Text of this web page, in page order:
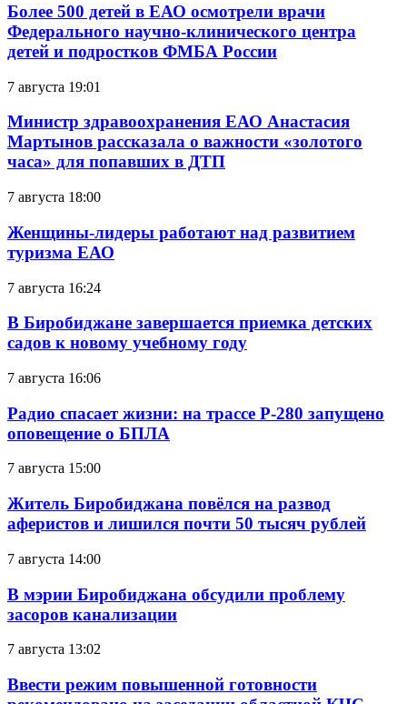
Более 500 детей в ЕАО осмотрели врачи
Федерального научно-клинического центра
детей и подростков ФМБА России
7 августа 19:01
Министр здравоохранения ЕАО Анастасия
Мартынов рассказала о важности «золотого
часа» для попавших в ДТП
7 августа 18:00
Женщины-лидеры работают над развитием
туризма ЕАО
7 августа 16:24
В Биробиджане завершается приемка детских
садов к новому учебному году
7 августа 16:06
Радио спасает жизни: на трассе Р-280 запущено
оповещение о БПЛА
7 августа 15:00
Житель Биробиджана повёлся на развод
аферистов и лишился почти 50 тысяч рублей
7 августа 14:00
В мэрии Биробиджана обсудили проблему
засоров канализации
7 августа 13:02
Ввести режим повышенной готовности